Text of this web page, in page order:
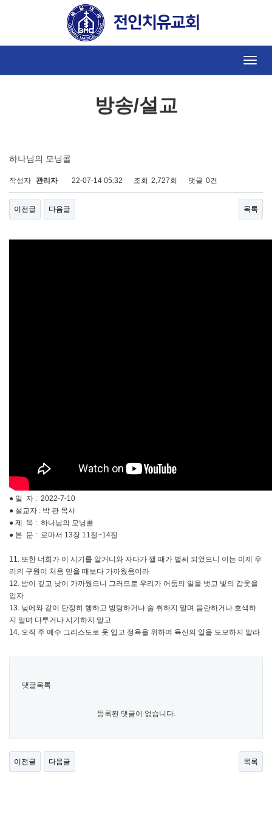
Toggle
방송/설교
하나님의 모닝콜
작성자 관리자 22-07-14 05:32 조회 2,727회 댓글 0건
이전글 다음글 목록
● 일 자 : 2022-7-10
● 설교자 : 박 관 목사
● 제 목 : 하나님의 모닝콜
● 본 문 : 로마서 13장 11절~14절
11. 또한 너희가 이 시기를 알거니와 자다가 깰 때가 벌써 되었으니 이는 이제 우
리의 구원이 처음 믿을 때보다 가까웠음이라
12. 밤이 깊고 낮이 가까웠으니 그러므로 우리가 어둠의 일을 벗고 빛의 갑옷을
입자
13. 낮에와 같이 단정히 행하고 방탕하거나 술 취하지 말며 음란하거나 호색하
지 말며 다투거나 시기하지 말고
14. 오직 주 예수 그리스도로 옷 입고 정욕을 위하여 육신의 일을 도모하지 말라
댓글목록
등록된 댓글이 없습니다.
이전글 다음글 목록